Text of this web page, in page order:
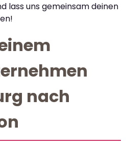
lass uns gemeinsam deinen
nach